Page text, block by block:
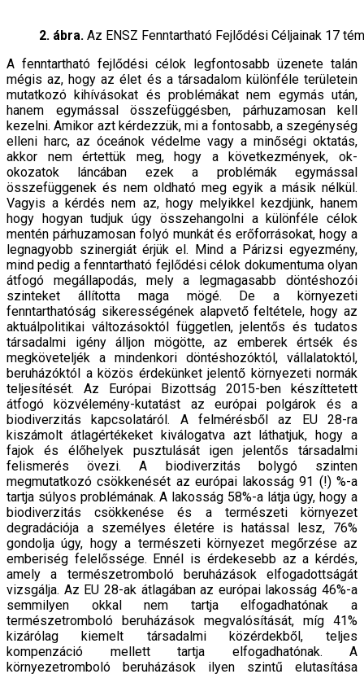
2. ábra. Az ENSZ Fenntartható Fejlődési Céljainak 17
A fenntartható fejlődési célok legfontosabb üzenete talán
mégis az, hogy az élet és a társadalom különféle területein
mutatkozó kihívásokat és problémákat nem egymás után,
hanem egymással összefüggésben, párhuzamosan kell
kezelni. Amikor azt kérdezzük, mi a fontosabb, a szegénység
elleni harc, az óceánok védelme vagy a minőségi oktatás,
akkor nem értettük meg, hogy a következmények, ok-
okozatok láncában ezek a problémák egymással
összefüggenek és nem oldható meg egyik a másik nélkül.
Vagyis a kérdés nem az, hogy melyikkel kezdjünk, hanem
hogy hogyan tudjuk úgy összehangolni a különféle célok
mentén párhuzamosan folyó munkát és erőforrásokat, hogy a
legnagyobb szinergiát érjük el. Mind a Párizsi egyezmény,
mind pedig a fenntartható fejlődési célok dokumentuma olyan
átfogó megállapodás, mely a legmagasabb döntéshozói
szinteket állította maga mögé. De a környezeti
fenntarthatóság sikerességének alapvető feltétele, hogy az
aktuálpolitikai változásoktól független, jelentős és tudatos
társadalmi igény álljon mögötte, az emberek értsék és
megköveteljék a mindenkori döntéshozóktól, vállalatoktól,
beruházóktól a közös érdekünket jelentő környezeti normák
teljesítését. Az Európai Bizottság 2015-ben készíttetett
átfogó közvélemény-kutatást az európai polgárok és a
biodiverzitás kapcsolatáról. A felmérésből az EU 28-ra
kiszámolt átlagértékeket kiválogatva azt láthatjuk, hogy a
fajok és élőhelyek pusztulását igen jelentős társadalmi
felismerés övezi. A biodiverzitás bolygó szinten
megmutatkozó csökkenését az európai lakosság 91 (!) %-a
tartja súlyos problémának. A lakosság 58%-a látja úgy, hogy a
biodiverzitás csökkenése és a természeti környezet
degradációja a személyes életére is hatással lesz, 76%
gondolja úgy, hogy a természeti környezet megőrzése az
emberiség felelőssége. Ennél is érdekesebb az a kérdés,
amely a természetromboló beruházások elfogadottságát
vizsgálja. Az EU 28-ak átlagában az európai lakosság 46%-a
semmilyen okkal nem tartja elfogadhatónak a
természetromboló beruházások megvalósítását, míg 41%
kizárólag kiemelt társadalmi közérdekből, teljes
kompenzáció mellett tartja elfogadhatónak. A
környezetromboló beruházások ilyen szintű elutasítása